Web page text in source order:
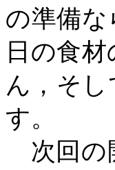
の準備
日の食
ん，そ
す。
次回の